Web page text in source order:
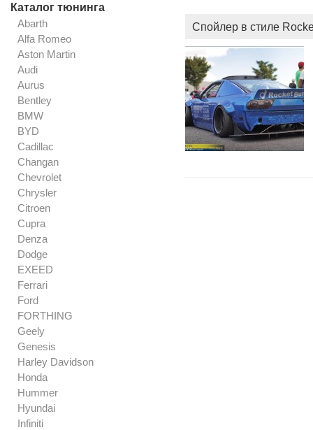
Каталог тюнинга
Abarth
Alfa Romeo
Aston Martin
Audi
Aurus
Bentley
BMW
BYD
Cadillac
Changan
Chevrolet
Chrysler
Citroen
Cupra
Denza
Dodge
EXEED
Ferrari
Ford
FORTHING
Geely
Genesis
Harley Davidson
Honda
Hummer
Hyundai
Infiniti
Спойлер в стиле